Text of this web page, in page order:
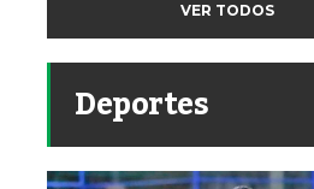
VER TODOS
Deportes